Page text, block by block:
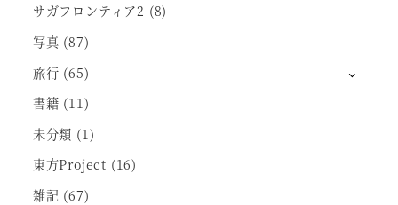
サガフロンティア2 (8)
写真 (87)
旅行 (65)
書籍 (11)
未分類 (1)
東方Project (16)
雑記 (67)